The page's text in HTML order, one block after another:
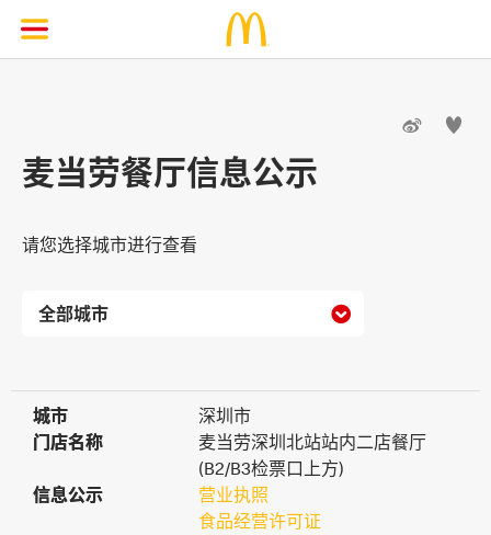
 
麦当劳餐厅信息公示
请您选择城市进行查看

城市
城市
深圳市
门店名称
门店名称
麦当劳深圳北站站内二店餐厅
(B2/B3检票口上方)
信息公示
信息公示
营业执照
食品经营许可证